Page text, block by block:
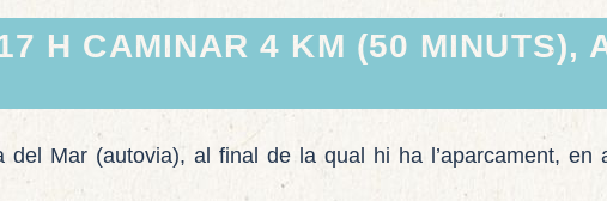
H CAMINAR 4 KM (50 MINUTS),
Mar (autovia), al final de la qual hi ha l’aparcament, en